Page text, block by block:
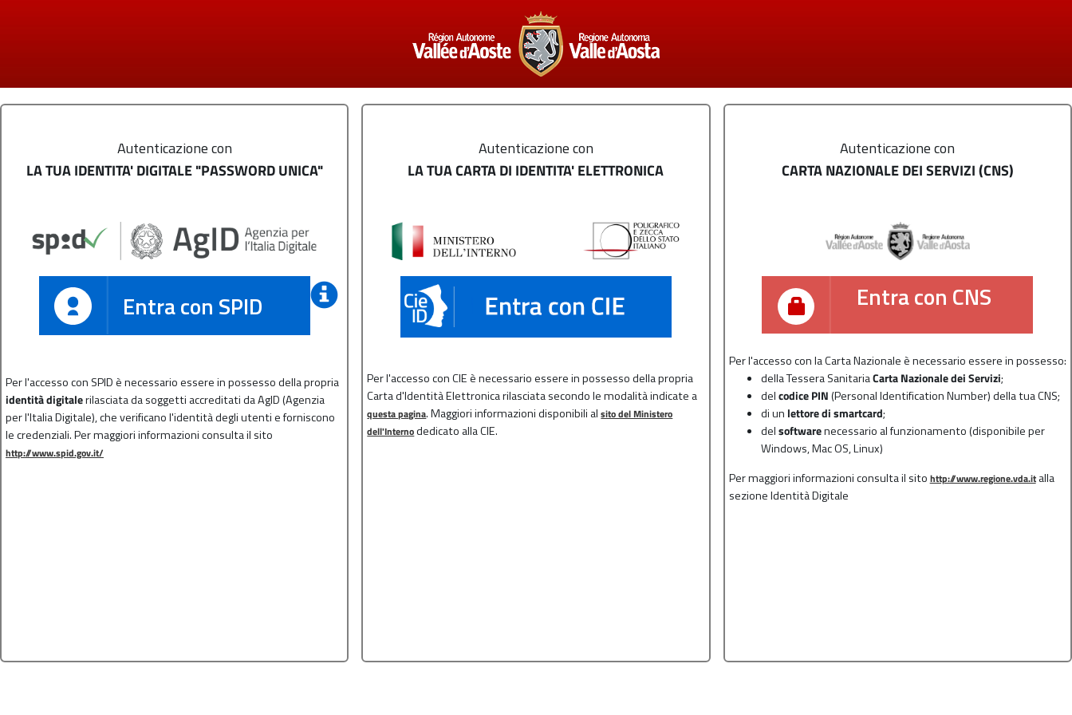
Autenticazione con
LA TUA IDENTITA' DIGITALE "PASSWORD UNICA"
Entra con SPID
Per l'accesso con SPID è necessario essere in possesso della propria
identità digitalerilasciata da soggetti accreditati da AgID (Agenzia
per l'Italia Digitale), che verificano l'identità degli utenti e forniscono
le credenziali. Per maggiori informazioni consulta il sito
http://www.spid.gov.it/
Autenticazione con
LA TUA CARTA DI IDENTITA' ELETTRONICA
Per l'accesso con CIE è necessario essere in possesso della propria
Carta d'Identità Elettronica rilasciata secondo le modalità indicate a
questa pagina. Maggiori informazioni disponibili alsito del Ministero
dell'Internodedicato alla CIE.
Autenticazione con
CARTA NAZIONALE DEI SERVIZI (CNS)
Entra con CNS
Per l'accesso con la Carta Nazionale è necessario essere in possesso:
della Tessera SanitariaCarta Nazionale dei Servizi;
delcodice PIN(Personal Identification Number) della tua CNS;
di un lettore di smartcard;
delsoftwarenecessario al funzionamento (disponibile per
Windows, Mac OS, Linux)
Per maggiori informazioni consulta il sito http://www.regione.vda.italla
sezione Identità Digitale